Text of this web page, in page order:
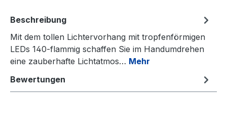
Beschreibung
Mit dem tollen Lichtervorhang mit tropfenförmigen
LEDs 140-flammig schaffen Sie im Handumdrehen
eine zauberhafte Lichtatmos… Mehr
Bewertungen